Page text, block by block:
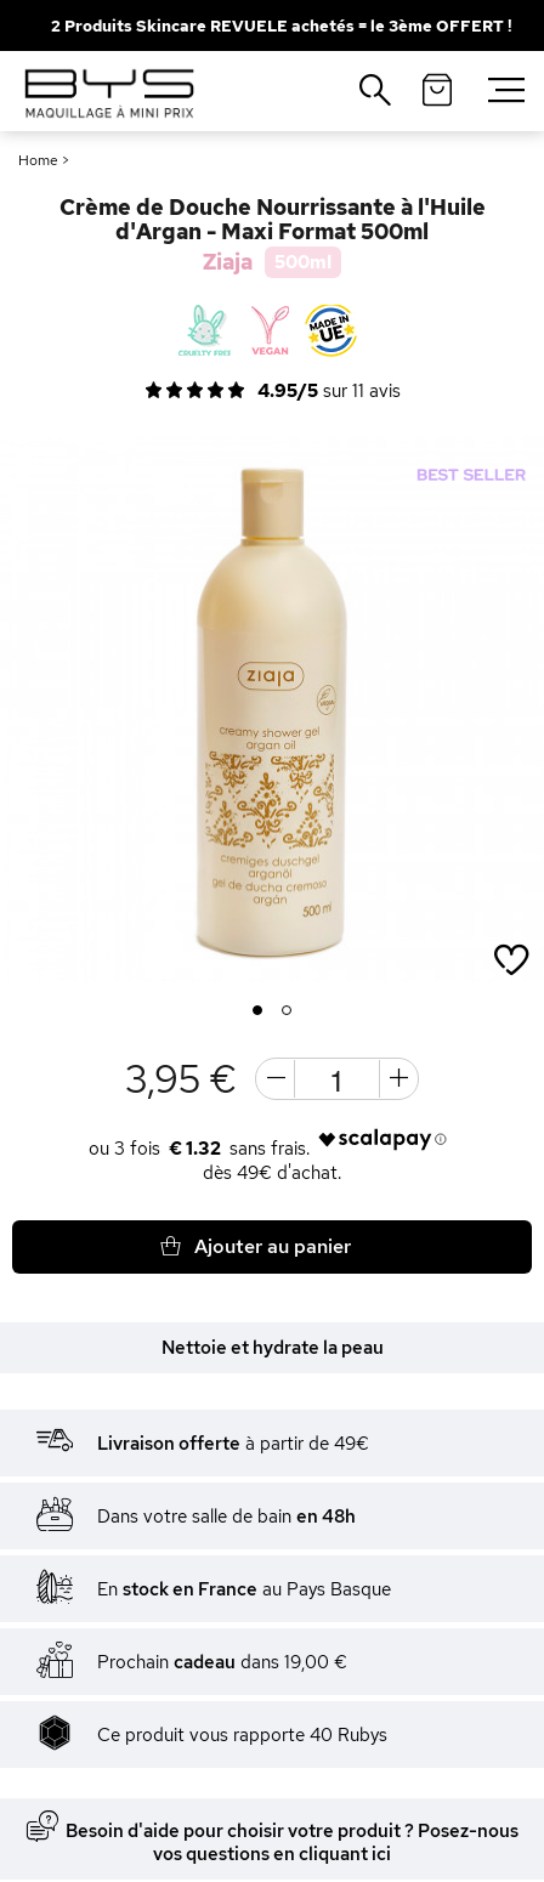
2 Produits Skincare REVUELE achetés = le 3ème OFFERT !
Home >
Crème de Douche Nourrissante à l'Huile
d'Argan - Maxi Format 500ml
Ziaja
500ml
4.95/5sur 11 avis
1 2
3,95 €
€ 1.32
dès 49€ d'achat.
Ajouter au panier
Nettoie et hydrate la peau
Livraison offerte à partir de 49€
Dans votre salle de bain en 48h
En stock en France au Pays Basque
Prochain cadeau dans 19,00 €
Ce produit vous rapporte 40 Rubys
Besoin d'aide pour choisir votre produit ? Posez-nous
vos questions en cliquant ici
Fermer
Recherches populaires
Solaire
Brumes
Rouge à Lèvres